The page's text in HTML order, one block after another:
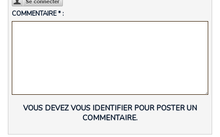
COMMENTAIRE * :
VOUS DEVEZ VOUS IDENTIFIER POUR POSTER UN
COMMENTAIRE.